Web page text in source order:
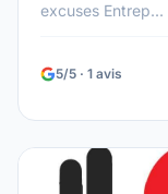
excuses Entrep...
5/5 · 1 avis